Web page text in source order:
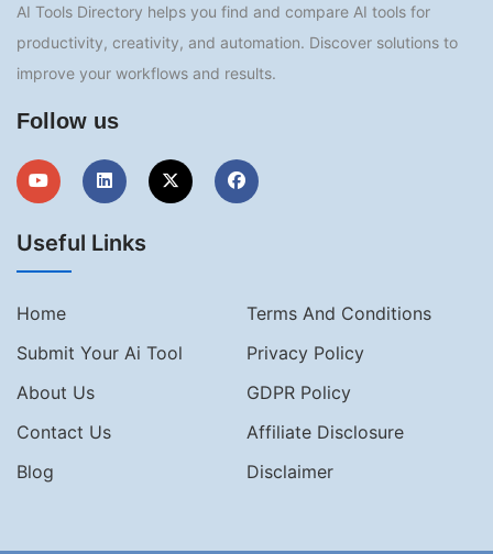
AI Tools Directory helps you find and compare AI tools for
productivity, creativity, and automation. Discover solutions to
improve your workflows and results.
Follow us
Useful Links
Home
Terms And Conditions
Submit Your Ai Tool
Privacy Policy
About Us
GDPR Policy
Contact Us
Affiliate Disclosure
Blog
Disclaimer